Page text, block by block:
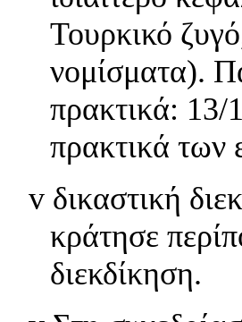
Τουρκικό
νομίσματα).
πρακτικά:
πρακτικά των
v δικαστική
κράτησε
διεκδίκηση.